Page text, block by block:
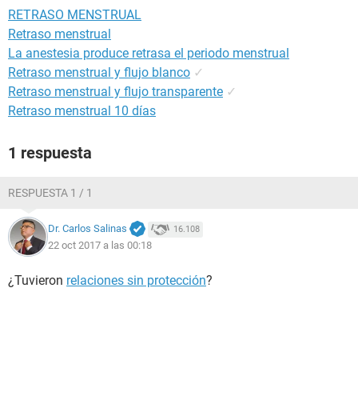
RETRASO MENSTRUAL
Retraso menstrual
La anestesia produce retrasa el periodo menstrual
Retraso menstrual y flujo blanco ✓
Retraso menstrual y flujo transparente ✓
Retraso menstrual 10 días
1 respuesta
RESPUESTA 1 / 1
Dr. Carlos Salinas 16.108
22 oct 2017 a las 00:18
¿Tuvieron relaciones sin protección?